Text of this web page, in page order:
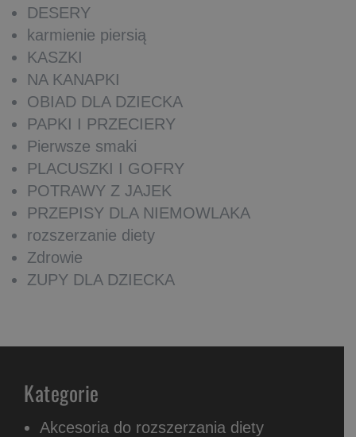
DESERY
karmienie piersią
KASZKI
NA KANAPKI
OBIAD DLA DZIECKA
PAPKI I PRZECIERY
Pierwsze smaki
PLACUSZKI I GOFRY
POTRAWY Z JAJEK
PRZEPISY DLA NIEMOWLAKA
rozszerzanie diety
Zdrowie
ZUPY DLA DZIECKA
Kategorie
Akcesoria do rozszerzania diety